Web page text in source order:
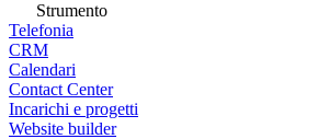
Strumento
Telefonia
CRM
Calendari
Contact Center
Incarichi e progetti
Website builder